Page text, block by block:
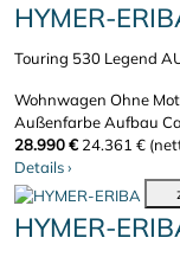
HYMER-
Touring 530 Legend
Wohnwagen Ohne
Außenfarbe Aufbau
28.990 € 24.361 €
Details›
HYMER-